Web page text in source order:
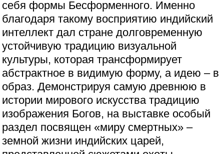
себя формы Бесформенного. Именно
благодаря такому восприятию индийский
интеллект дал стране долговременную
устойчивую традицию визуальной
культуры, которая трансформирует
абстрактное в видимую форму, а идею – в
образ. Демонстрируя самую древнюю в
истории мирового искусства традицию
изображения Богов, на выставке особый
раздел посвящен «миру смертных» –
земной жизни индийских царей,